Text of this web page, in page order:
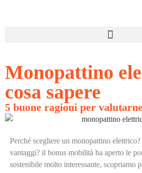
Monopattino
cosa sapere
5 buone ragioni per
Perché scegliere un monopattino
vantaggi? il bonus mobilità ha aperto le
sostenibile molto interessante, scopriamo